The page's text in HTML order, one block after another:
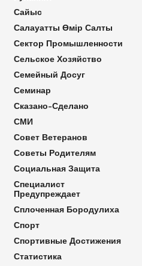
Сайыс
Салауатты Өмір Салты
Сектор Промышленности
Сельское Хозяйство
Семейный Досуг
Семинар
Сказано-Сделано
СМИ
Совет Ветеранов
Советы Родителям
Социальная Защита
Специалист
Предупреждает
Сплоченная Бородулиха
Спорт
Спортивные Достижения
Статистика